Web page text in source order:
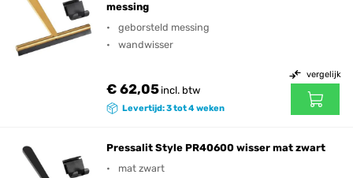
messing
geborsteld messing
wandwisser
€ 62,05incl. btw
Levertijd: 3 tot 4 weken
vergelijk
Pressalit Style PR40600 wisser mat zwart
mat zwart